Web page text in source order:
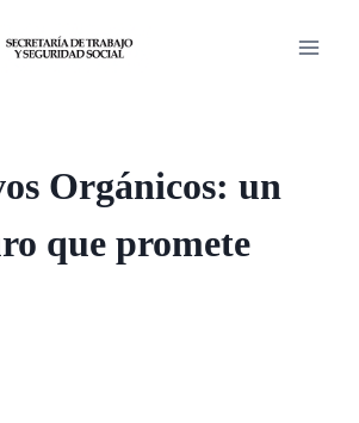
Orgánicos: un
que promete